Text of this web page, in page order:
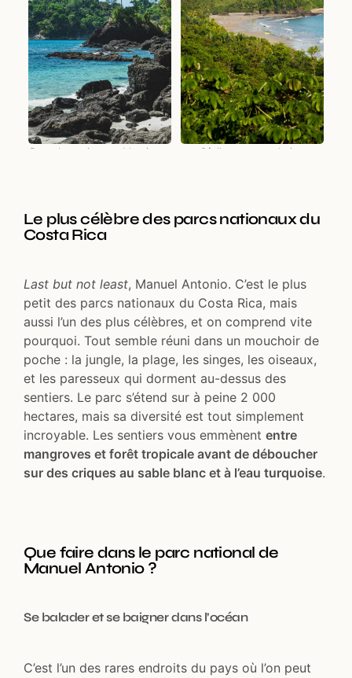
Des plages incroyables juste
...Où l'on peut se baigner
Le plus célèbre des parcs nationaux du
Costa Rica
Last but not least, Manuel Antonio. C’est le plus
petit des parcs nationaux du Costa Rica, mais
aussi l’un des plus célèbres, et on comprend vite
pourquoi. Tout semble réuni dans un mouchoir de
poche : la jungle, la plage, les singes, les oiseaux,
et les paresseux qui dorment au-dessus des
sentiers. Le parc s’étend sur à peine 2 000
hectares, mais sa diversité est tout simplement
incroyable. Les sentiers vous emmènent entre
mangroves et forêt tropicale avant de déboucher
sur des criques au sable blanc et à l’eau turquoise.
Que faire dans le parc national de
Manuel Antonio ?
Se balader et se baigner dans l’océan
C’est l’un des rares endroits du pays où l’on peut